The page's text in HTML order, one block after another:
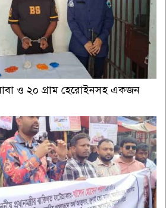
ও ২০ গ্রাম হেরোইনসহ একজন